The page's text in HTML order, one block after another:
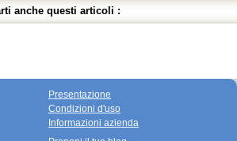
anche questi articoli :
Presentazione
Condizioni d'uso
Informazioni azienda